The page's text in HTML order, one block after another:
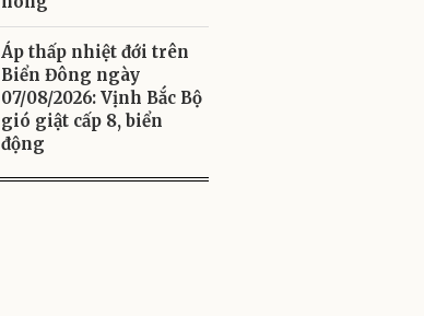
Áp thấp nhiệt đới trên
Biển Đông ngày
07/08/2026: Vịnh Bắc Bộ
gió giật cấp 8, biển
động